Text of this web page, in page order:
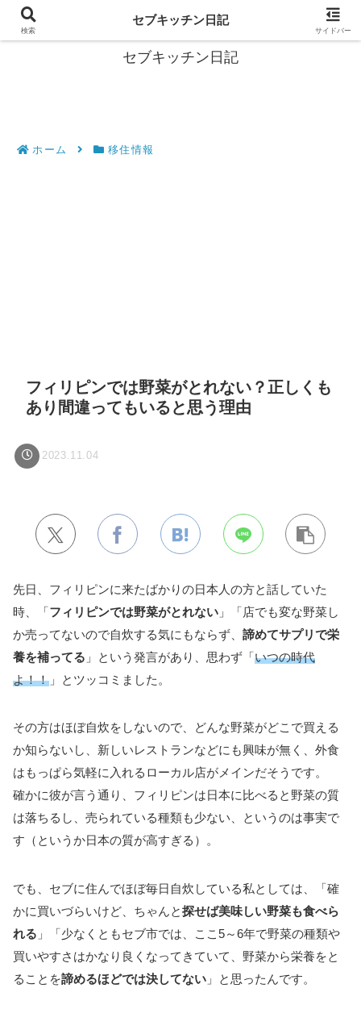
フィリピン・セブの移住情報やおすすめ食材・レシピを発信
セブキッチン日記
ホーム 移住情報
フィリピンでは野菜がとれない？正しくも
あり間違ってもいると思う理由
2023.11.04
先日、フィリピンに来たばかりの日本人の方と話していた
時、「フィリピンでは野菜がとれない 」「店でも変な野菜し
か売ってないので自炊する気にもならず、 諦めてサプリで栄
養を補ってる 」という発言があり、思わず「いつの時代
よ！！ 」とツッコミました。
その方はほぼ自炊をしないので、どんな野菜がどこで買える
か知らないし、新しいレストランなどにも興味が無く、外食
はもっぱら気軽に入れるローカル店がメインだそうです。
確かに彼が言う通り、フィリピンは日本に比べると野菜の質
は落ちるし、売られている種類も少ない、というのは事実で
す（というか日本の質が高すぎる）。
でも、セブに住んでほぼ毎日自炊している私としては、「確
かに買いづらいけど、ちゃんと探せば美味しい野菜も食べら
れる 」「少なくともセブ市では、ここ5～6年で野菜の種類や
買いやすさはかなり良くなってきていて、野菜から栄養をと
ることを諦めるほどでは決してない 」と思ったんです。
検索
セブキッチン日記
サイドバー